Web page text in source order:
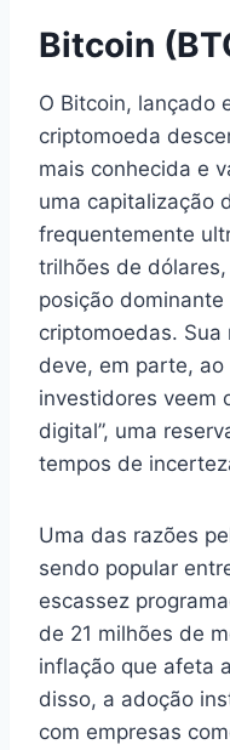
Bitcoin
O Bitcoin, lançado
criptomoeda
mais conhecida e
uma capitalização
frequentemente
trilhões de
posição
criptomoedas. Sua
deve, em parte,
investidores veem
digital”, uma
tempos de
Uma das razões
sendo popular
escassez
de 21 milhões de
inflação que afeta
disso, a adoção
com empresas